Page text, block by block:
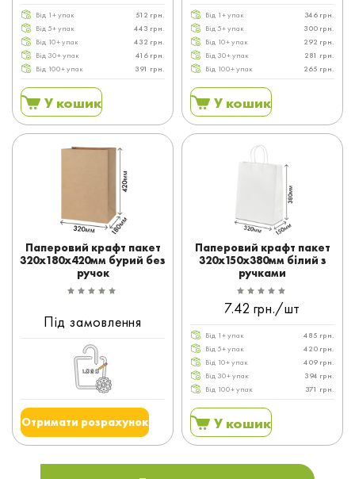
Від 1+ упак
512 грн.
Від 5+ упак
443 грн.
Від 10+ упак
432 грн.
Від 30+ упак
416 грн.
Від 100+ упак
391 грн.
У кошик
Від 1+ упак
346 грн.
Від 5+ упак
300 грн.
Від 10+ упак
292 грн.
Від 30+ упак
281 грн.
Від 100+ упак
265 грн.
У кошик
Паперовий крафт пакет
320x180x420мм бурий без
ручок
Під замовлення
Отримати розрахунок
Паперовий крафт пакет
320x150x380мм білий з
ручками
7.42 грн./шт
Від 1+ упак
485 грн.
Від 5+ упак
420 грн.
Від 10+ упак
409 грн.
Від 30+ упак
394 грн.
Від 100+ упак
371 грн.
У кошик